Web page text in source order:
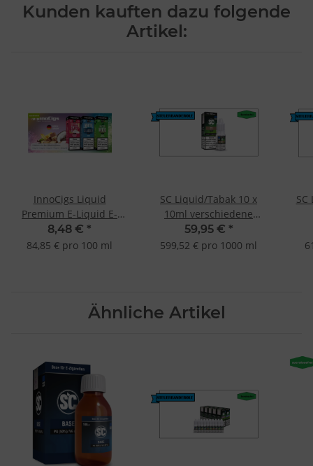
Kunden kauften dazu folgende
Artikel:
InnoCigs Liquid
Premium E-Liquid E-
Zigarette 30 Sorten
MADE IN GERMANY -
8,48 € *
84,85 € pro 100 ml
SC Liquid/Tabak 10 x
10ml verschiedene
Geschmacksrichtungen
Wild West Tabak-6mg
59,95 € *
599,52 € pro 1000 ml
Ähnliche Artikel